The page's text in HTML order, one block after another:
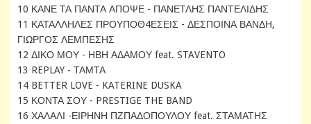
10 ΚΑΝΕ ΤΑ ΠΑΝΤΑ ΑΠΟΨΕ - ΠΑΝΕΤΛΗΣ ΠΑΝΤΕΛΙΔΗΣ
11 ΚΑΤΑΛΛΗΛΕΣ ΠΡΟΥΠΟΘ4ΕΣΕΙΣ - ΔΕΣΠΟΙΝΑ ΒΑΝΔΗ,
ΓΙΩΡΓΟΣ ΛΕΜΠΕΣΗΣ
12 ΔΙΚΟ ΜΟΥ - ΗΒΗ ΑΔΑΜΟΥ feat. STAVENTO
13 REPLAY - ΤΑΜΤΑ
14 BETTER LOVE - KATERINE DUSKA
15 ΚΟΝΤΑ ΣΟΥ - PRESTIGE THE BAND
16 ΧΑΛΑΛΙ -ΕΙΡΗΝΗ ΠΖΠΑΔΟΠΟΥΛΟΥ feat. ΣΤΑΜΑΤΗΣ